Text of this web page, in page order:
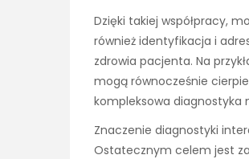
Dzięki takiej współpracy,
również identyfikacja i
zdrowia pacjenta. Na
mogą równocześnie
kompleksowa
Znaczenie diagnostyki
Ostatecznym celem jest